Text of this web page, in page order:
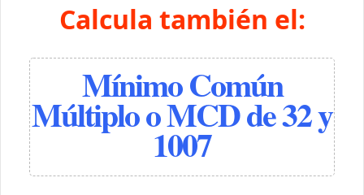
Calcula también el:
Mínimo Común
Múltiplo o MCD de 32 y
1007